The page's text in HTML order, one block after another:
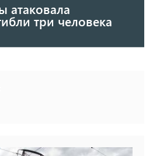
атаковала
три человека